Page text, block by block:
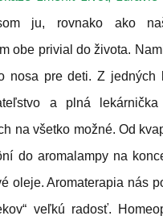
ju, rovnako ako
obe privial do života.
nosa pre deti. Z jedných
a plná lekárnička
na všetko možné. Od
do aromalampy na
oleje. Aromaterapia nás
veľkú radosť.